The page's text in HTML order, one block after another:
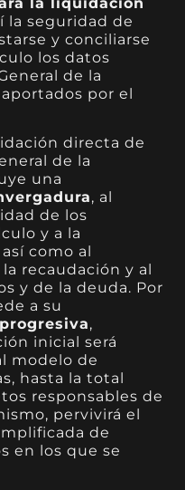
la seguridad de
y conciliarse
los datos
de la
por el
directa de
de la
una
, al
de los
y a la
como al
recaudación y al
y de la deuda. Por
a su
,
inicial será
modelo de
hasta la total
responsables de
pervivirá el
de
en los que se